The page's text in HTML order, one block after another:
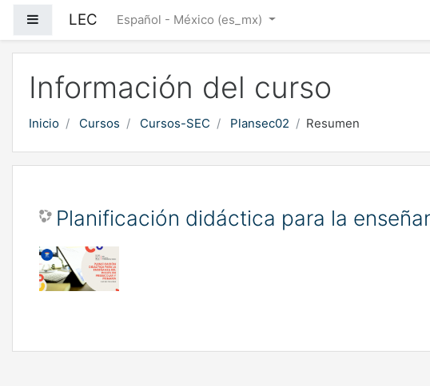
Pánel lateral
LEC Español - México ‎(es_mx)‎
Información del curso
Inicio Cursos Cursos-SEC Plansec02 Resumen
Planificación didáctica para la